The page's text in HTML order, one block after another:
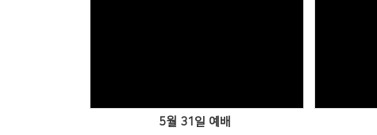
5월 31일 예배